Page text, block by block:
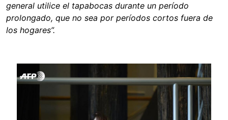
general utilice el tapabocas durante un período
prolongado, que no sea por períodos cortos fuera de
los hogares”.